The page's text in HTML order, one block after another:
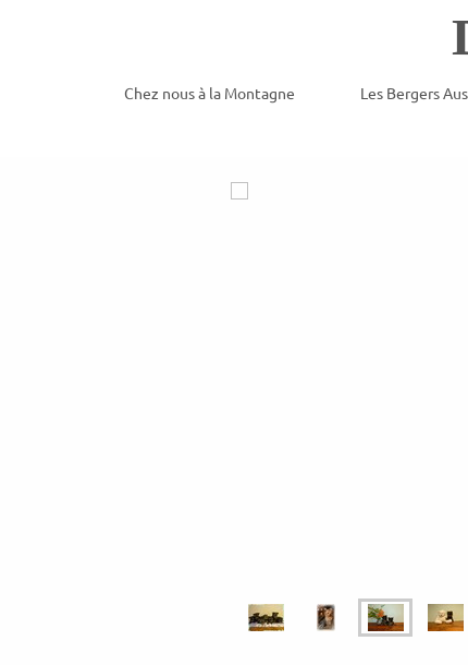
Chez nous à la Montagne Les Bergers